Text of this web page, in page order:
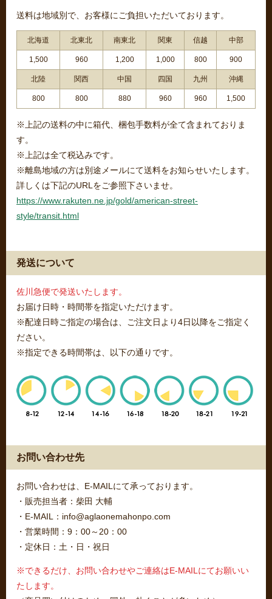
送料は地域別で、お客様にご負担いただいております。
北海道 北東北 南東北 関東 信越 中部
1,500 960 1,200 1,000 800 900
北陸 関西 中国 四国 九州 沖縄
800 800 880 960 960 1,500
※上記の送料の中に箱代、梱包手数料が全て含まれておりま
す。
※上記は全て税込みです。
※離島地域の方は別途メールにて送料をお知らせいたします。
詳しくは下記のURLをご参照下さいませ。
https://www.rakuten.ne.jp/gold/american-street-
style/transit.html
発送について
佐川急便で発送いたします。
お届け日時・時間帯を指定いただけます。
※配達日時ご指定の場合は、ご注文日より4日以降をご指定く
ださい。
※指定できる時間帯は、以下の通りです。
お問い合わせ先
お問い合わせは、E-MAILにて承っております。
・販売担当者：柴田 大輔
・E-MAIL：info@aglaonemahonpo.com
・営業時間：9：00～20：00
・定休日：土・日・祝日
※できるだけ、お問い合わせやご連絡はE-MAILにてお願いい
たします。